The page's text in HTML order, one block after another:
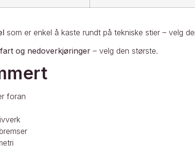
som er enkel å kaste rundt på tekniske stier – velg
og nedoverkjøringer– velg den største.
foran